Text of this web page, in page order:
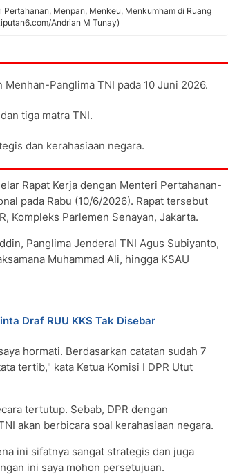
Menpan, Menkeu, Menkumham di Ruang
Andrian M Tunay)
Panglima TNI pada 10 Juni 2026.
tiga matra TNI.
dan kerahasiaan negara.
Rapat Kerja dengan Menteri Pertahanan-
pada Rabu (10/6/2026). Rapat tersebut
Kompleks Parlemen Senayan, Jakarta.
Panglima Jenderal TNI Agus Subiyanto,
Muhammad Ali, hingga KSAU
Draf RUU KKS Tak Disebar
hormati. Berdasarkan catatan sudah 7
tertib," kata Ketua Komisi I DPR Utut
tertutup. Sebab, DPR dengan
akan berbicara soal kerahasiaan negara.
ini sifatnya sangat strategis dan juga
ini saya mohon persetujuan.